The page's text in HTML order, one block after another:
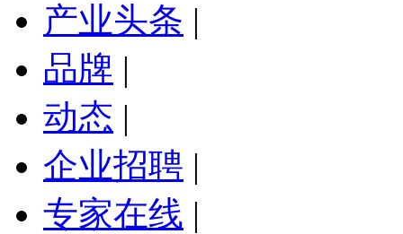
产业头条 |
品牌 |
动态 |
企业招聘 |
专家在线 |